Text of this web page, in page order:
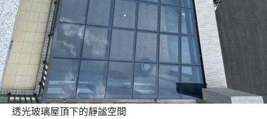
透光玻璃屋頂下的靜謐空間